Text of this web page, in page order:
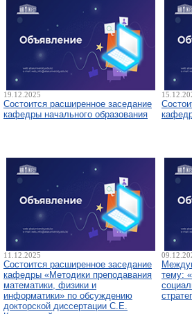
19.12.2025
Состоится расширенное заседание
кафедры начального образования
11.12.2025
Состоится расширенное заседание
кафедры «Методики преподавания
математики, физики и
информатики» по обсуждению
докторской диссертации С.Е.
тему: